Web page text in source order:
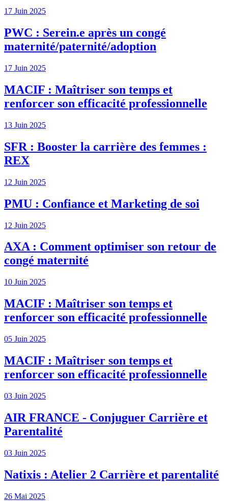
17 Juin 2025
PWC : Serein.e après un congé
maternité/paternité/adoption
17 Juin 2025
MACIF : Maîtriser son temps et
renforcer son efficacité professionnelle
13 Juin 2025
SFR : Booster la carrière des femmes :
REX
12 Juin 2025
PMU : Confiance et Marketing de soi
12 Juin 2025
AXA : Comment optimiser son retour de
congé maternité
10 Juin 2025
MACIF : Maîtriser son temps et
renforcer son efficacité professionnelle
05 Juin 2025
MACIF : Maîtriser son temps et
renforcer son efficacité professionnelle
03 Juin 2025
AIR FRANCE - Conjuguer Carrière et
Parentalité
03 Juin 2025
Natixis : Atelier 2 Carrière et parentalité
26 Mai 2025